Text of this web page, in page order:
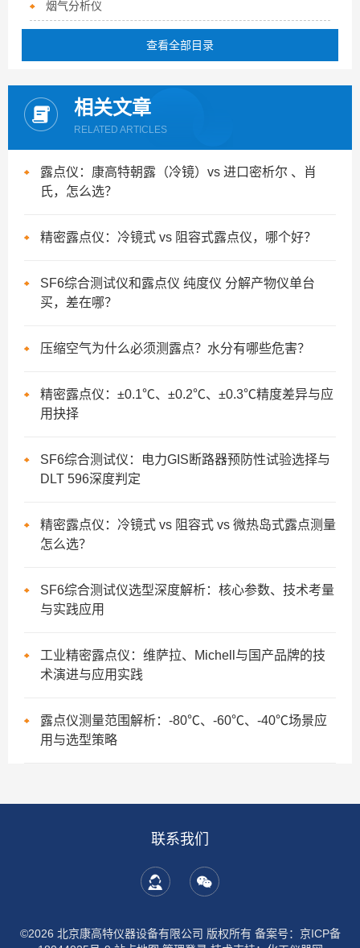
烟气分析仪
查看全部目录
相关文章
RELATED ARTICLES
露点仪：康高特朝露（冷镜）vs 进口密析尔 、肖
氏，怎么选？
精密露点仪：冷镜式 vs 阻容式露点仪，哪个好？
SF6综合测试仪和露点仪 纯度仪 分解产物仪单台
买，差在哪？
压缩空气为什么必须测露点？水分有哪些危害？
精密露点仪：±0.1℃、±0.2℃、±0.3℃精度差异与应
用抉择
SF6综合测试仪：电力GIS断路器预防性试验选择与
DLT 596深度判定
精密露点仪：冷镜式 vs 阻容式 vs 微热岛式露点测量
怎么选？
SF6综合测试仪选型深度解析：核心参数、技术考量
与实践应用
工业精密露点仪：维萨拉、Michell与国产品牌的技
术演进与应用实践
露点仪测量范围解析：-80℃、-60℃、-40℃场景应
用与选型策略
联系我们
©2026 北京康高特仪器设备有限公司 版权所有 备案号：京ICP备